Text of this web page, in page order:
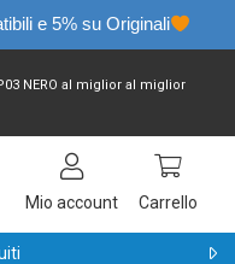
e 5% su Originali
NERO al miglior al miglior
Mio account Carrello